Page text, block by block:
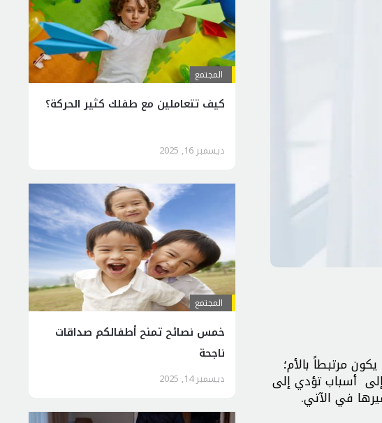
مرتبطاً بالأم؛
أسباب تؤدي إلى
في الآتي.
المجتمع
كيف تتعاملين مع طفلك كثير الحركة؟
ديسمبر 16, 2025
المجتمع
خمس نصائح تمنح أطفالكم صداقات
ناجحة
ديسمبر 14, 2025